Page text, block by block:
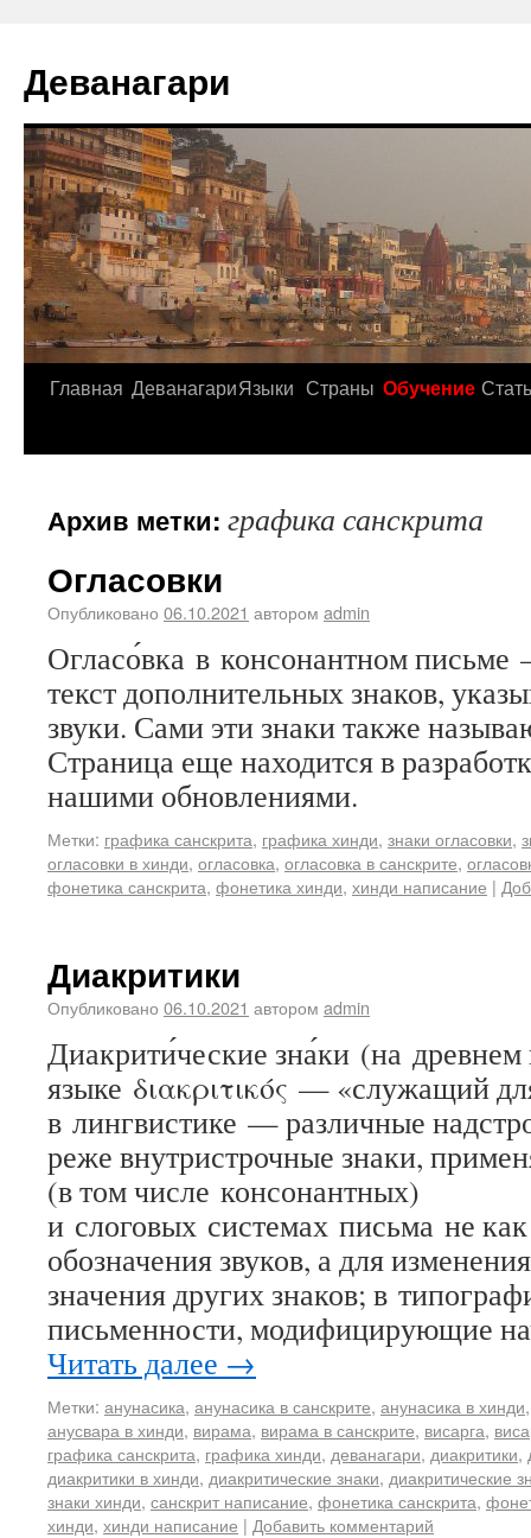
Деванагари
Главная ДеванагариЯзыки Страны Обучение
Архив метки: графика санскрита
Огласовки
Опубликовано 06.10.2021 автором admin
Огласо́вка в консонантном письме
текст дополнительных знаков,
звуки. Сами эти знаки также
Страница еще находится в
нашими обновлениями.
Метки: графика санскрита, графика хинди, знаки огласовки,
огласовки в хинди, огласовка, огласовка в санскрите,
фонетика санскрита, фонетика хинди, хинди написание |
Диакритики
Опубликовано 06.10.2021 автором admin
Диакрити́ческие зна́ки (на древнем
языке διακριτικός — «служащий
в лингвистике — различные
реже внутристрочные знаки,
(в том числе консонантных)
и слоговых системах письма не
обозначения звуков, а для
значения других знаков; в
письменности, модифицирующие
Читать далее →
Метки: анунасика, анунасика в санскрите, анунасика в хинди
анусвара в хинди, вирама, вирама в санскрите, висарга,
графика санскрита, графика хинди, деванагари, диакритики,
диакритики в хинди, диакритические знаки, диакритические
знаки хинди, санскрит написание, фонетика санскрита,
хинди, хинди написание | Добавить комментарий